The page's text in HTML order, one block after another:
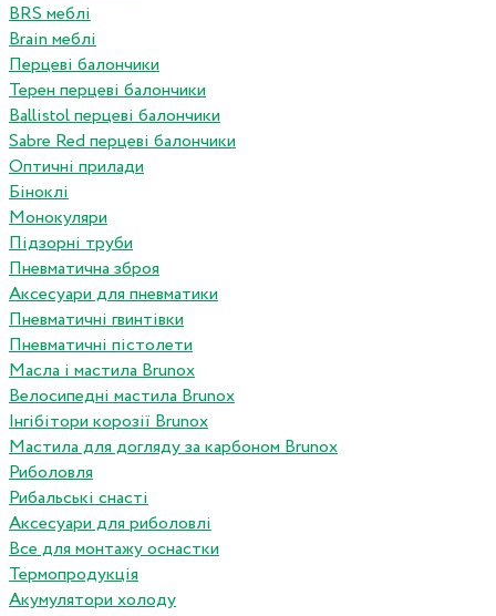
BRS меблі
Brain меблі
Перцеві балончики
Терен перцеві балончики
Ballistol перцеві балончики
Sabre Red перцеві балончики
Оптичні прилади
Біноклі
Монокуляри
Підзорні труби
Пневматична зброя
Аксесуари для пневматики
Пневматичні гвинтівки
Пневматичні пістолети
Масла і мастила Brunox
Велосипедні мастила Brunox
Інгібітори корозії Brunox
Мастила для догляду за карбоном Brunox
Риболовля
Рибальські снасті
Аксесуари для риболовлі
Все для монтажу оснастки
Термопродукція
Акумулятори холоду